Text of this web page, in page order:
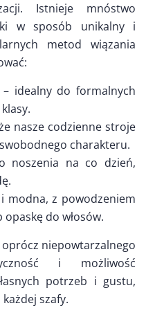
Istnieje mnóstwo
w sposób unikalny i
metod wiązania
– idealny do formalnych
nasze codzienne stroje
charakteru.
noszenia na co dzień,
modna, z powodzeniem
do włosów.
niepowtarzalnego
i możliwość
potrzeb i gustu,
szafy.